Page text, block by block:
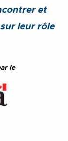
et
leur rôle
le